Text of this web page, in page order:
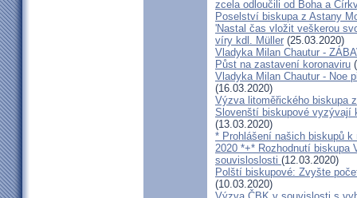
zcela odloučili od Boha a
Poselství biskupa z Astany
'Nastal čas vložit veškerou
víry kdl. Müller (25.03.2020)
Vladyka Milan Chautur -
Půst na zastavení koronaviru
Vladyka Milan Chautur - Noe
(16.03.2020)
Výzva litoměřického biskupa
Slovenští biskupové vyzývají
(13.03.2020)
* Prohlášení našich biskupů
2020 *+* Rozhodnutí biskupa
souvisloslosti (12.03.2020)
Polští biskupové: Zvyšte
(10.03.2020)